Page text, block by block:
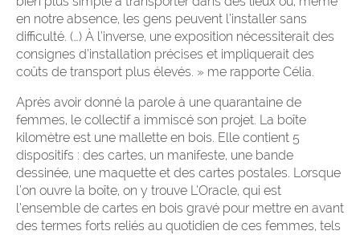
en notre absence, les gens peuvent l’installer sans
difficulté. (…) À l’inverse, une exposition nécessiterait des
consignes d’installation précises et impliquerait des
coûts de transport plus élevés. » me rapporte Célia.
Après avoir donné la parole à une quarantaine de
femmes, le collectif a immiscé son projet. La boîte
kilomètre est une mallette en bois. Elle contient 5
dispositifs : des cartes, un manifeste, une bande
dessinée, une maquette et des cartes postales. Lorsque
l’on ouvre la boîte, on y trouve L’Oracle, qui est
l’ensemble de cartes en bois gravé pour mettre en avant
des termes forts reliés au quotidien de ces femmes, tels